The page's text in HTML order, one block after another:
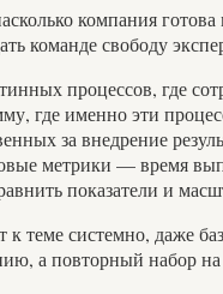
компания
команде свободу
процессов, где
где именно эти
за внедрение
метрики — время
показатели и
к теме системно, даже
а повторный набор